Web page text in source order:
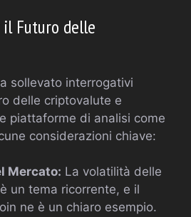
Futuro delle
sollevato interrogativi
delle criptovalute e
piattaforme di analisi come
considerazioni chiave:
Mercato: La volatilità delle
un tema ricorrente, e il
ne è un chiaro esempio.